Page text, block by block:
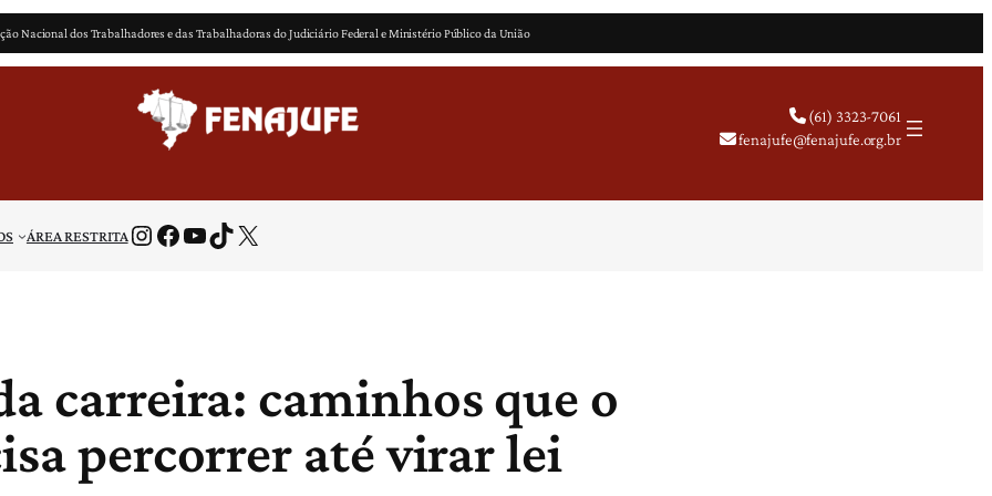
Nacional dos Trabalhadores e das Trabalhadoras do Judiciário Federal e Ministério Público da União
(61) 3323-7061
fenajufe@fenajufe.org.br
ÁREA RESTRITAInstagram Facebook Youtube TikTok X
carreira: caminhos que o
percorrer até virar lei